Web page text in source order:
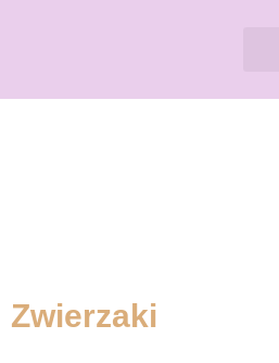
Zwierzaki